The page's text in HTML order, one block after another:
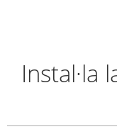
Instal·la